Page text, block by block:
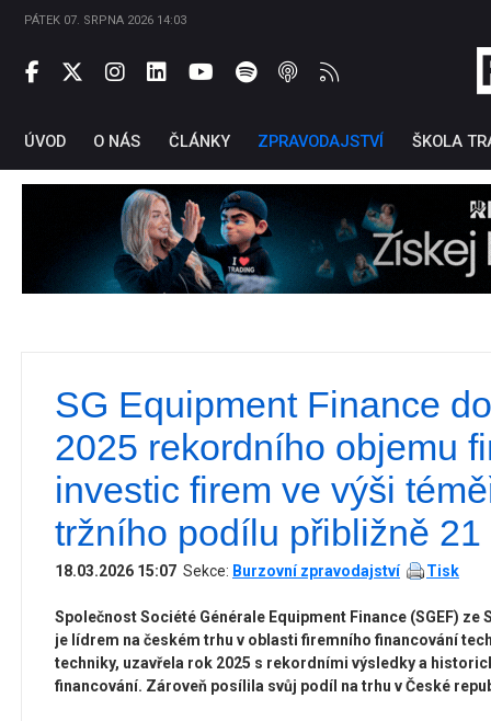
PÁTEK 07. SRPNA 2026 14:03
ÚVOD O NÁS ČLÁNKY ZPRAVODAJSTVÍ ŠKOLA
SG Equipment Finance
2025 rekordního objemu
investic firem ve výši
tržního podílu přibližně 21
18.03.2026 15:07 Sekce: Burzovní zpravodajství Tisk
Společnost Société Générale Equipment Finance (SGEF) ze
je lídrem na českém trhu v oblasti firemního financování
techniky, uzavřela rok 2025 s rekordními výsledky a
financování. Zároveň posílila svůj podíl na trhu v České